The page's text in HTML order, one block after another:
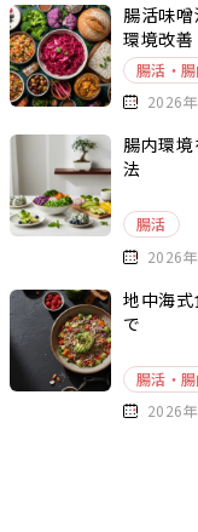
腸活味
環境改善
腸活・
2026
腸内環
法
腸活
2026
地中海
で
腸活・
2026